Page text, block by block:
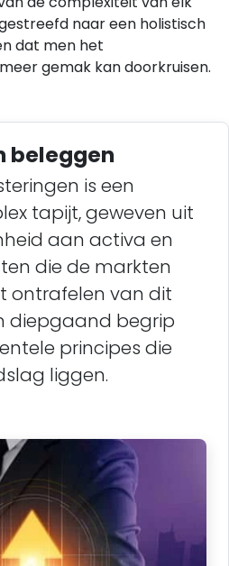
naar een holistisch
dat men het
gemak kan doorkruisen.
beleggen
is een
tapijt, geweven uit
aan activa en
die de markten
ontrafelen van dit
diepgaand begrip
principes die
liggen.